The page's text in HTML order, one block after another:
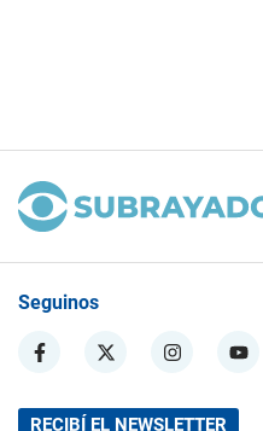
Seguinos
RECIBÍ EL NEWSLETTER